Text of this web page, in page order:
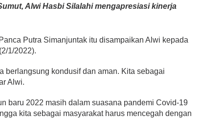
Alwi Hasbi Silalahi mengapresiasi kinerja
Putra Simanjuntak itu disampaikan Alwi kepada
1/2022).
berlangsung kondusif dan aman. Kita sebagai
Alwi.
baru 2022 masih dalam suasana pandemi Covid-19
kita sebagai masyarakat harus mencegah dengan